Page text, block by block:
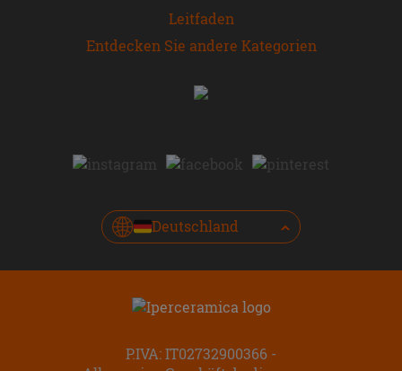
Leitfaden
Entdecken Sie andere Kategorien
Deutschland
P.IVA: IT02732900366